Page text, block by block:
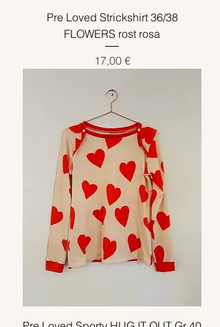
Pre Loved Strickshirt 36/38
FLOWERS rost rosa
Preis
17,00 €